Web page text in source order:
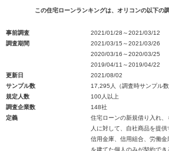
この住宅ローンランキングは、オリコンの以下の
事前調査
2021/01/28～2021/03/12
調査期間
2021/03/15～2021/03/26
2020/03/16～2020/03/25
2019/04/11～2019/04/22
更新日
2021/08/02
サンプル数
17,295人（調査時サンプル
規定人数
100人以上
調査企業数
148社
定義
住宅ローンの新規借り入れ
人に対して、自社商品を提
信用金庫、信用組合、労働
を建てた個人のみが契約で